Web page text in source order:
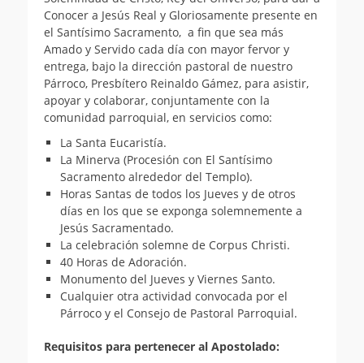
Conocer a Jesús Real y Gloriosamente presente en
el Santísimo Sacramento, a fin que sea más
Amado y Servido cada día con mayor fervor y
entrega, bajo la dirección pastoral de nuestro
Párroco, Presbítero Reinaldo Gámez, para asistir,
apoyar y colaborar, conjuntamente con la
comunidad parroquial, en servicios como:
La Santa Eucaristía.
La Minerva (Procesión con El Santísimo
Sacramento alrededor del Templo).
Horas Santas de todos los Jueves y de otros
días en los que se exponga solemnemente a
Jesús Sacramentado.
La celebración solemne de Corpus Christi.
40 Horas de Adoración.
Monumento del Jueves y Viernes Santo.
Cualquier otra actividad convocada por el
Párroco y el Consejo de Pastoral Parroquial.
Requisitos para pertenecer al Apostolado: